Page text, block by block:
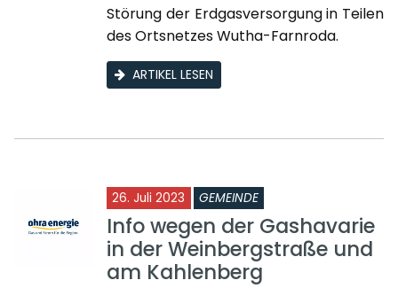
Störung der Erdgasversorgung in Teilen
des Ortsnetzes Wutha-Farnroda.
ARTIKEL LESEN
26. Juli 2023 GEMEINDE
Info wegen der Gashavarie
in der Weinbergstraße und
am Kahlenberg